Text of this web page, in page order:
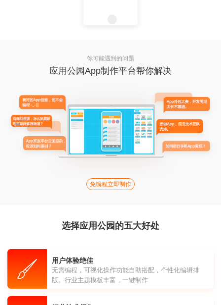
你可能遇到的问题
应用公园App制作平台帮你解决
免编程立即制作
选择应用公园的五大好处
用户体验绝佳
无需编程，可视化操作功能自助搭配，个性化编辑排
版。行业主题模板丰富，一键制作